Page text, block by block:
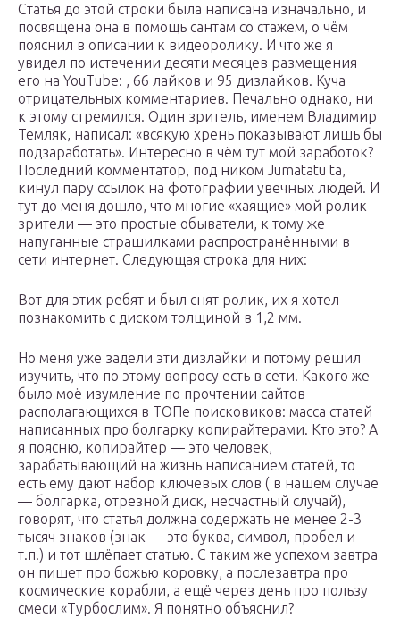
Статья до этой строки была написана изначально, и
посвящена она в помощь сантам со стажем, о чём
пояснил в описании к видеоролику. И что же я
увидел по истечении десяти месяцев размещения
его на YouTube: , 66 лайков и 95 дизлайков. Куча
отрицательных комментариев. Печально однако, ни
к этому стремился. Один зритель, именем Владимир
Темляк, написал: «всякую хрень показывают лишь бы
подзаработать». Интересно в чём тут мой заработок?
Последний комментатор, под ником Jumatatu ta,
кинул пару ссылок на фотографии увечных людей. И
тут до меня дошло, что многие «хаящие» мой ролик
зрители — это простые обыватели, к тому же
напуганные страшилками распространёнными в
сети интернет. Следующая строка для них:
Вот для этих ребят и был снят ролик, их я хотел
познакомить с диском толщиной в 1,2 мм.
Но меня уже задели эти дизлайки и потому решил
изучить, что по этому вопросу есть в сети. Какого же
было моё изумление по прочтении сайтов
располагающихся в ТОПе поисковиков: масса статей
написанных про болгарку копирайтерами. Кто это? А
я поясню, копирайтер — это человек,
зарабатывающий на жизнь написанием статей, то
есть ему дают набор ключевых слов ( в нашем случае
— болгарка, отрезной диск, несчастный случай),
говорят, что статья должна содержать не менее 2-3
тысяч знаков (знак — это буква, символ, пробел и
т.п.) и тот шлёпает статью. С таким же успехом завтра
он пишет про божью коровку, а послезавтра про
космические корабли, а ещё через день про пользу
смеси «Турбослим». Я понятно объяснил?